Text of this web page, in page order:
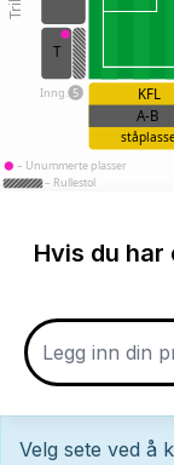
T
A-B
Inng. 5 KFL
– Unummerte plasser
– Rullestol
Hvis du har
Velg sete ved å